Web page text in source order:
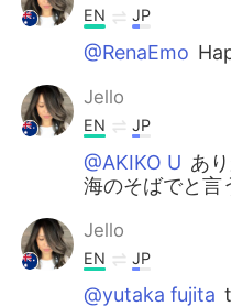
EN JP
@RenaEmo
Jello
EN JP
@AKIKO U あ
海のそばでと言
Jello
EN JP
@yutaka fujita